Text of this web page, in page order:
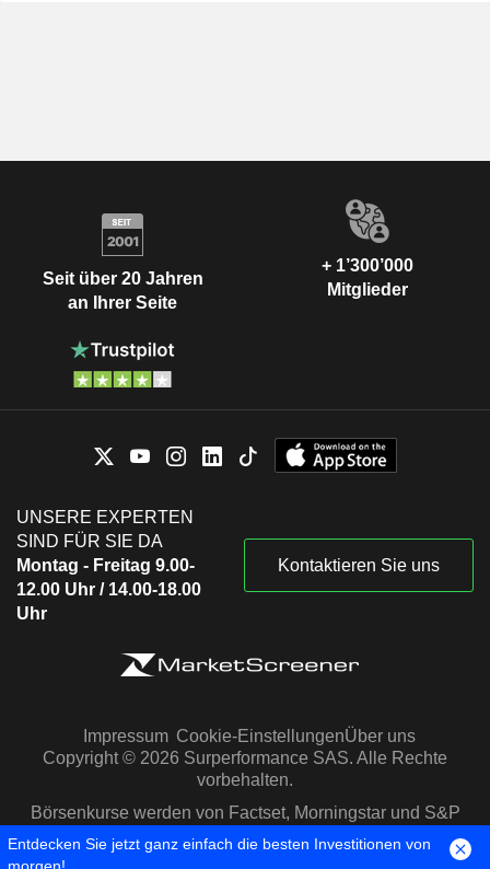
Seit über 20 Jahren
an Ihrer Seite
+ 1’300’000
Mitglieder
UNSERE EXPERTEN
SIND FÜR SIE DA
Montag - Freitag 9.00-
12.00 Uhr / 14.00-18.00
Uhr
Kontaktieren Sie uns
Impressum Cookie-EinstellungenÜber uns
Copyright © 2026 Surperformance SAS. Alle Rechte
vorbehalten.
Börsenkurse werden von Factset, Morningstar und S&P
Capital IQ zur Verfügung gestellt
Entdecken Sie jetzt ganz einfach die besten Investitionen von